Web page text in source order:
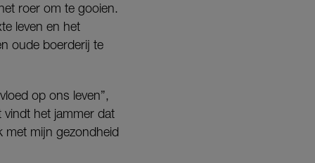
roer om te gooien.
leven en het
oude boerderij te
op ons leven”,
vindt het jammer dat
met mijn gezondheid